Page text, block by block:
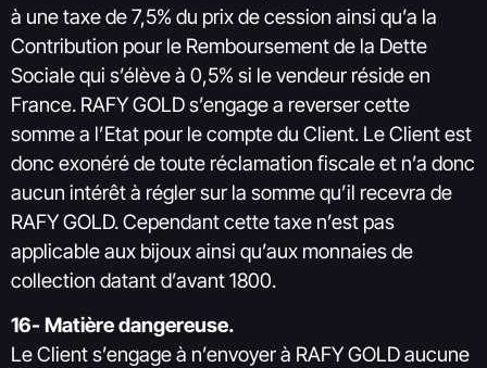
à une taxe de 7,5% du prix de cession ainsi qu’a la
Contribution pour le Remboursement de la Dette
Sociale qui s’élève à 0,5% si le vendeur réside en
France. RAFY GOLD s’engage a reverser cette
somme a l’Etat pour le compte du Client. Le Client est
donc exonéré de toute réclamation fiscale et n’a donc
aucun intérêt à régler sur la somme qu’il recevra de
RAFY GOLD. Cependant cette taxe n’est pas
applicable aux bijoux ainsi qu’aux monnaies de
collection datant d’avant 1800.
16- Matière dangereuse.
Le Client s’engage à n’envoyer à RAFY GOLD aucune